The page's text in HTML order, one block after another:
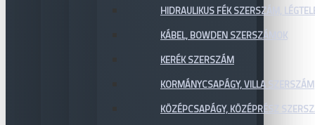
HIDRAULIKUS FÉK SZERSZÁM,
KÁBEL, BOWDEN SZERSZÁMOK
KERÉK SZERSZÁM
KORMÁNYCSAPÁGY, VILLA SZERSZÁM
KÖZÉPCSAPÁGY, KÖZÉPRÉSZ